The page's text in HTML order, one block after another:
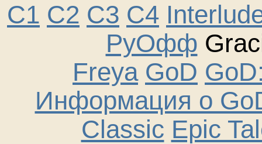
C1 C2 C3 C4
РуОфф
Freya GoD
Информация о
Classic Epic